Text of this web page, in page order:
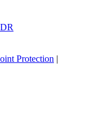
Protection |